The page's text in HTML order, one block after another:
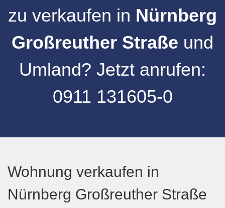
zu verkaufen in Nürnberg
Großreuther Straße und
Umland? Jetzt anrufen:
0911 131605-0
Wohnung verkaufen in
Nürnberg Großreuther Straße